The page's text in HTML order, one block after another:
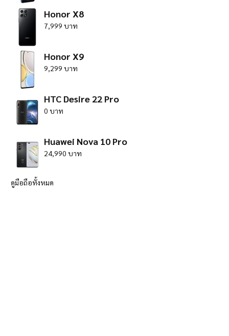
Honor X8
7,999 บาท
Honor X9
9,299 บาท
HTC Desire 22 Pro
0 บาท
Huawei Nova 10 Pro
24,990 บาท
ดูมือถือทั้งหมด